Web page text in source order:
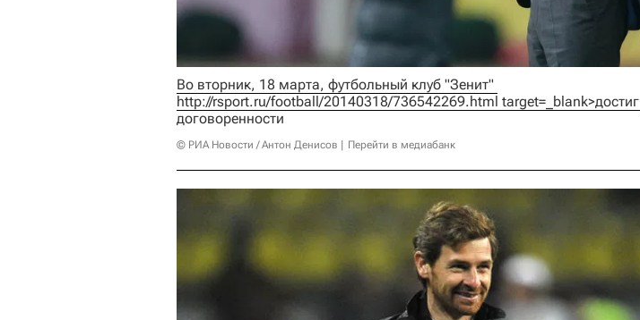
http://rsport.ru/football/20140318/736542269.html target=_blank>достиг
договоренности
© РИА Новости / Антон Денисов Перейти в медиабанк